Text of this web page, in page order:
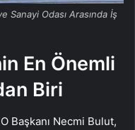
Sanayi Odası Arasında İş
En Önemli
Biri
Başkanı Necmi Bulut,